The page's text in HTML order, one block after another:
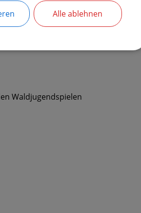
Waldjugendspielen
Alle ablehnen